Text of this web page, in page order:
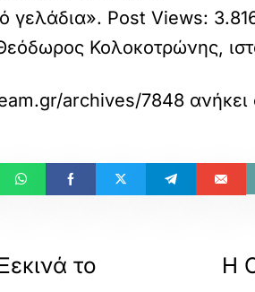
γελάδια». Post Views:
Κολοκοτρώνης,
archives/7848 ανήκει
το
Η